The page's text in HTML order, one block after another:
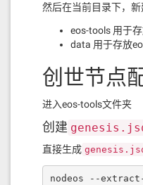
然后在当前目录下，
eos-tools 用于
data 用于存放
创世节点
进入eos-tools文件夹
创建
直接生成
nodeos --